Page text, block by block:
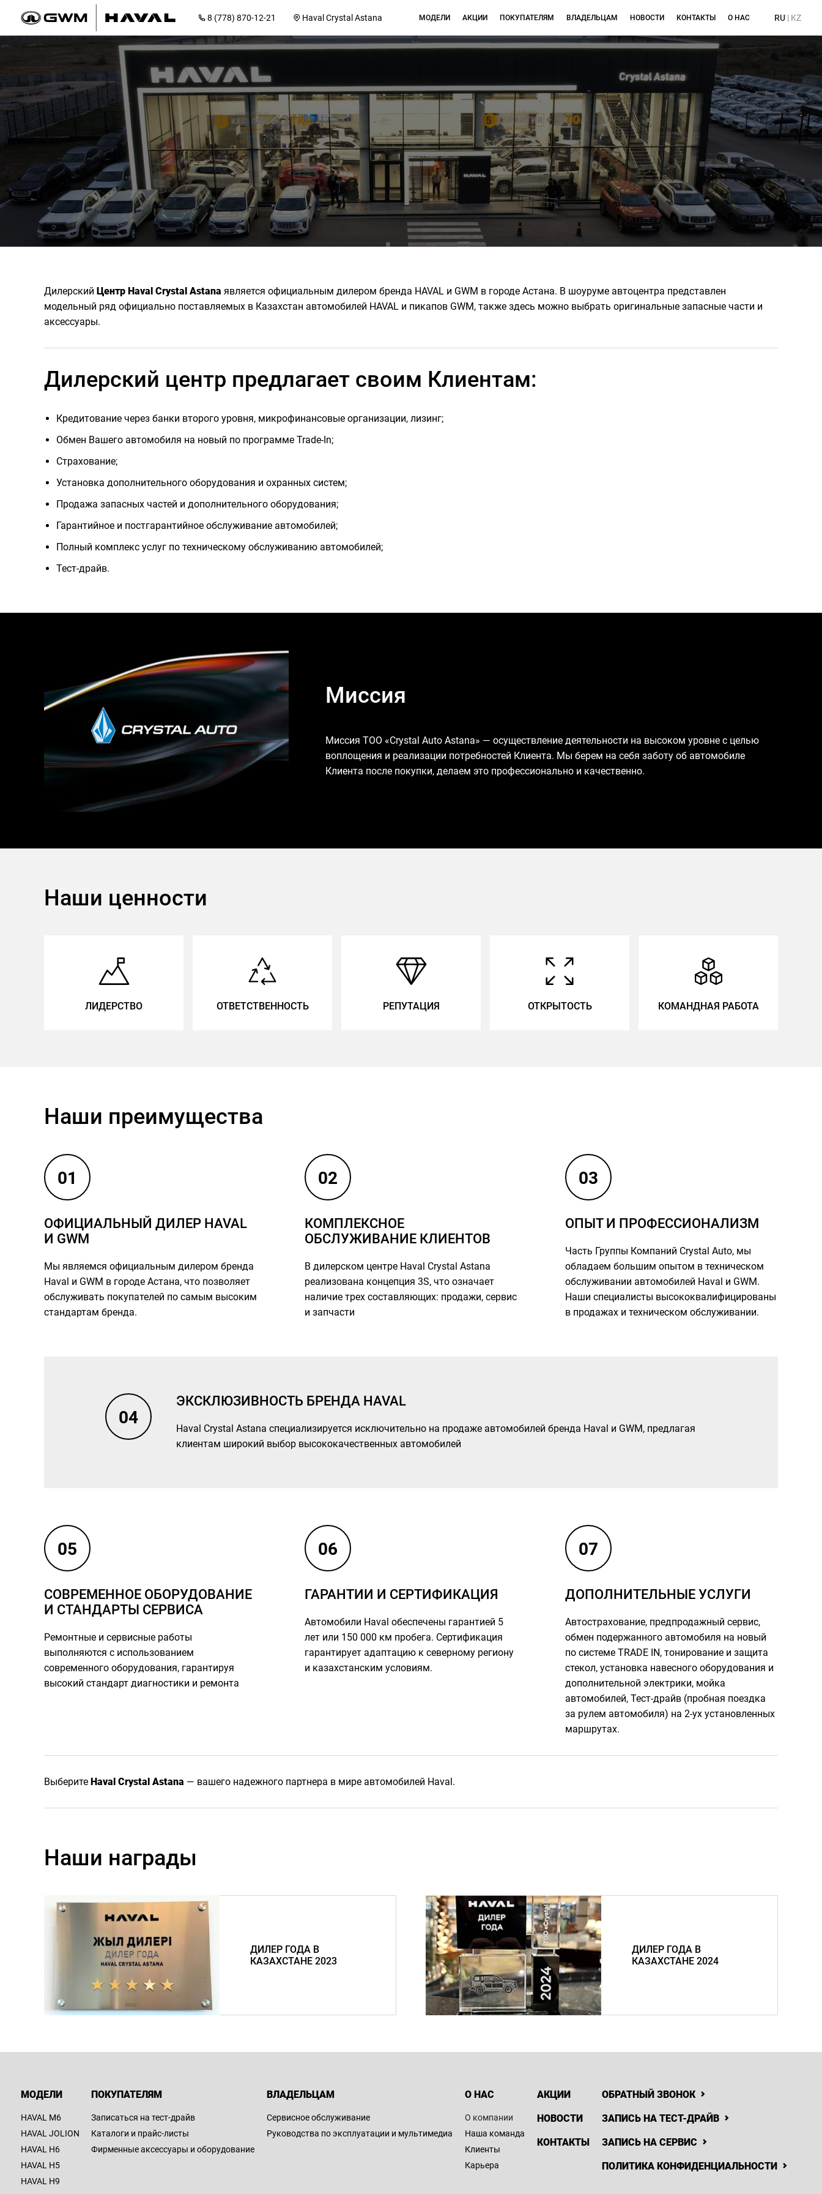
8 (778) 870-12-21 Haval Crystal Astana МОДЕЛИ АКЦИИ ПОКУПАТЕЛЯМ ВЛАДЕЛЬЦАМ НОВОСТИ КОНТАКТЫ О НАС RU | KZ
Дилерский Центр Haval Crystal Astana является официальным дилером бренда HAVAL и GWM в городе Астана. В шоуруме автоцентра представлен
модельный ряд официально поставляемых в Казахстан автомобилей HAVAL и пикапов GWM, также здесь можно выбрать оригинальные запасные части и
аксессуары.
Дилерский центр предлагает своим Клиентам:
Кредитование через банки второго уровня, микрофинансовые организации, лизинг;
Обмен Вашего автомобиля на новый по программе Trade-In;
Страхование;
Установка дополнительного оборудования и охранных систем;
Продажа запасных частей и дополнительного оборудования;
Гарантийное и постгарантийное обслуживание автомобилей;
Полный комплекс услуг по техническому обслуживанию автомобилей;
Тест-драйв.
Миссия
Миссия ТОО «Crystal Auto Astana» — осуществление деятельности на высоком уровне с целью
воплощения и реализации потребностей Клиента. Мы берем на себя заботу об автомобиле
Клиента после покупки, делаем это профессионально и качественно.
Наши ценности
ЛИДЕРСТВО ОТВЕТСТВЕННОСТЬ РЕПУТАЦИЯ ОТКРЫТОСТЬ КОМАНДНАЯ РАБОТА
Наши преимущества
01
ОФИЦИАЛЬНЫЙ ДИЛЕР HAVAL
И GWM
Мы являемся официальным дилером бренда
Haval и GWM в городе Астана, что позволяет
обслуживать покупателей по самым высоким
стандартам бренда.
02
КОМПЛЕКСНОЕ
ОБСЛУЖИВАНИЕ КЛИЕНТОВ
В дилерском центре Haval Crystal Astana
реализована концепция 3S, что означает
наличие трех составляющих: продажи, сервис
и запчасти
03
ОПЫТ И ПРОФЕССИОНАЛИЗМ
Часть Группы Компаний Crystal Auto, мы
обладаем большим опытом в техническом
обслуживании автомобилей Haval и GWM.
Наши специалисты высококвалифицированы
в продажах и техническом обслуживании.
04
ЭКСКЛЮЗИВНОСТЬ БРЕНДА HAVAL
Haval Crystal Astana специализируется исключительно на продаже автомобилей бренда Haval и GWM, предлагая
клиентам широкий выбор высококачественных автомобилей
05
СОВРЕМЕННОЕ ОБОРУДОВАНИЕ
И СТАНДАРТЫ СЕРВИСА
Ремонтные и сервисные работы
выполняются с использованием
современного оборудования, гарантируя
высокий стандарт диагностики и ремонта
06
ГАРАНТИИ И СЕРТИФИКАЦИЯ
Автомобили Haval обеспечены гарантией 5
лет или 150 000 км пробега. Сертификация
гарантирует адаптацию к северному региону
и казахстанским условиям.
07
ДОПОЛНИТЕЛЬНЫЕ УСЛУГИ
Автострахование, предпродажный сервис,
обмен подержанного автомобиля на новый
по системе TRADE IN, тонирование и защита
стекол, установка навесного оборудования и
дополнительной электрики, мойка
автомобилей, Тест-драйв (пробная поездка
за рулем автомобиля) на 2-ух установленных
маршрутах.
Выберите Haval Crystal Astana — вашего надежного партнера в мире автомобилей Haval.
Наши награды
ДИЛЕР ГОДА В
КАЗАХСТАНЕ 2023
ДИЛЕР ГОДА В
КАЗАХСТАНЕ 2024
МОДЕЛИ
HAVAL M6
HAVAL JOLION
HAVAL H6
HAVAL H5
HAVAL H9
ПОКУПАТЕЛЯМ
Записаться на тест-драйв
Каталоги и прайс-листы
Фирменные аксессуары и оборудование
ВЛАДЕЛЬЦАМ
Сервисное обслуживание
Руководства по эксплуатации и мультимедиа
О НАС
О компании
Наша команда
Клиенты
Карьера
АКЦИИ
НОВОСТИ
КОНТАКТЫ
ОБРАТНЫЙ ЗВОНОК
ЗАПИСЬ НА ТЕСТ-ДРАЙВ
ЗАПИСЬ НА СЕРВИС
ПОЛИТИКА КОНФИДЕНЦИАЛЬНОСТИ